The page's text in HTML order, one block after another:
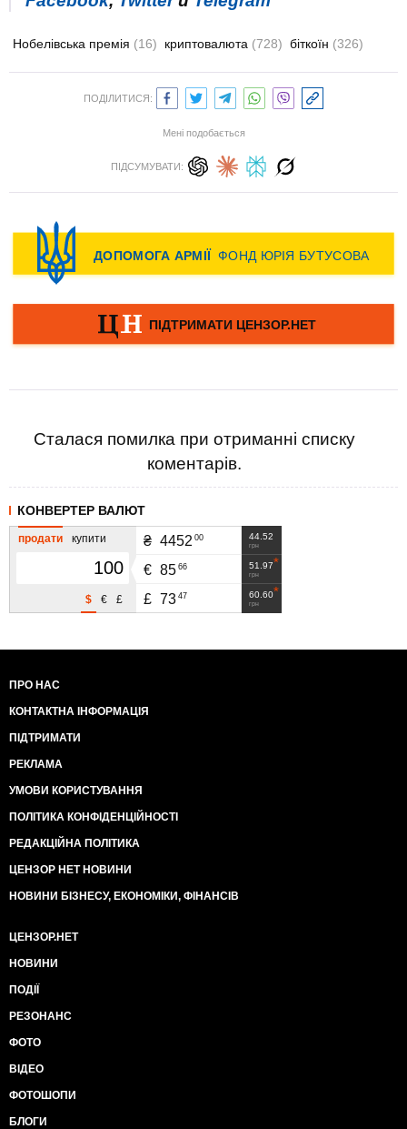
Нобелівська премія (16) криптовалюта (728) біткоїн (326)
ПОДІЛИТИСЯ:
Мені подобається
ПІДСУМУВАТИ:
Сталася помилка при отриманні списку
коментарів.
КОНВЕРТЕР ВАЛЮТ
продати купити
£
€
$
44.52
грн
₴ 4452 00
51.97
грн
€ 85 66
60.60
грн
£ 73 47
ПРО НАС
КОНТАКТНА ІНФОРМАЦІЯ
ПІДТРИМАТИ
РЕКЛАМА
УМОВИ КОРИСТУВАННЯ
ПОЛІТИКА КОНФІДЕНЦІЙНОСТІ
РЕДАКЦІЙНА ПОЛІТИКА
ЦЕНЗОР НЕТ НОВИНИ
НОВИНИ БІЗНЕСУ, ЕКОНОМІКИ, ФІНАНСІВ
ЦЕНЗОР.НЕТ
НОВИНИ
ПОДІЇ
РЕЗОНАНС
ФОТО
ВІДЕО
ФОТОШОПИ
БЛОГИ